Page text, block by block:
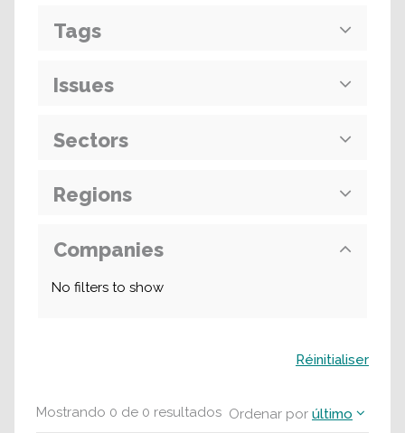
Mostrando 0 de 0 resultados Ordenar por último
Tags
Issues
Sectors
Regions
Companies
No filters to show
Réinitialiser